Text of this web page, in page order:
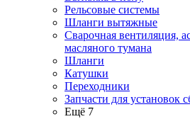
Рельсовые системы
Шланги вытяжные
Сварочная вентиляция,
масляного тумана
Шланги
Катушки
Переходники
Запчасти для установок
Ещё 7